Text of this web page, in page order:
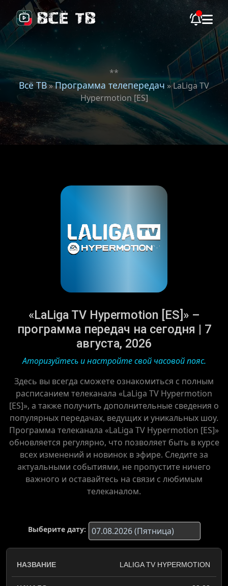
**
Всё ТВ»Программа телепередач » LaLiga TV
Hypermotion [ES]
«LaLiga TV Hypermotion [ES]» –
программа передач на сегодня | 7
августа, 2026
Аторизуйтесь и настройте свой часовой пояс.
Здесь вы всегда сможете ознакомиться с полным
расписанием телеканала «LaLiga TV Hypermotion
[ES]», а также получить дополнительные сведения о
популярных передачах, ведущих и уникальных шоу.
Программа телеканала «LaLiga TV Hypermotion [ES]»
обновляется регулярно, что позволяет быть в курсе
всех изменений и новинок в эфире. Следите за
актуальными событиями, не пропустите ничего
важного и оставайтесь на связи с любимым
телеканалом.
Выберите дату:
LALIGA TV HYPERMOTION